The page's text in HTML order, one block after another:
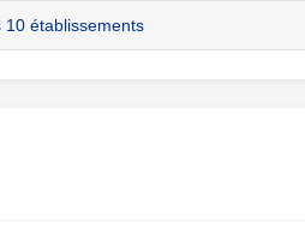
10 établissements